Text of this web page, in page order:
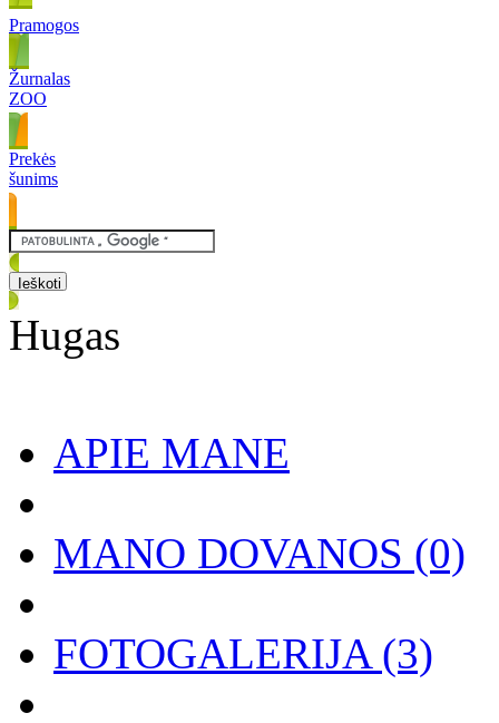
Pramogos
Žurnalas
ZOO
Prekės
šunims
Hugas
APIE MANE
MANO DOVANOS (0)
FOTOGALERIJA(3)